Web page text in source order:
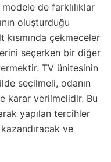
de farklılıklar
oluşturduğu
çekmeceler
seçerken bir diğer
TV ünitesinin
seçilmeli, odanın
karar verilmelidir. Bu
yapılan tercihler
ve